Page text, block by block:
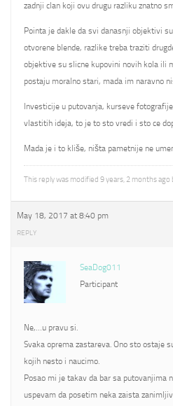
zadnji clan koji ovu drugu razliku znatno
Pointa je dakle da svi danasnji objektivi
otvorene blende, razlike treba traziti
objektive su slicne kupovini novih kola ili
postaju moralno stari, mada im naravno
Investicije u putovanja, kurseve
vlastitih ideja, to je to sto vredi i sto ce
Mada je i to kliše, ništa pametnije ne
This reply was modified 9 years, 2 months ago
May 18, 2017 at 8:40 pm
REPLY
SeaDog011
Participant
Ne,…u pravu si.
Svaka oprema zastareva. Ono sto ostaje
kojih nesto i naucimo.
Posao mi je takav da bar sa putovanjima
uspevam da posetim neka zaista